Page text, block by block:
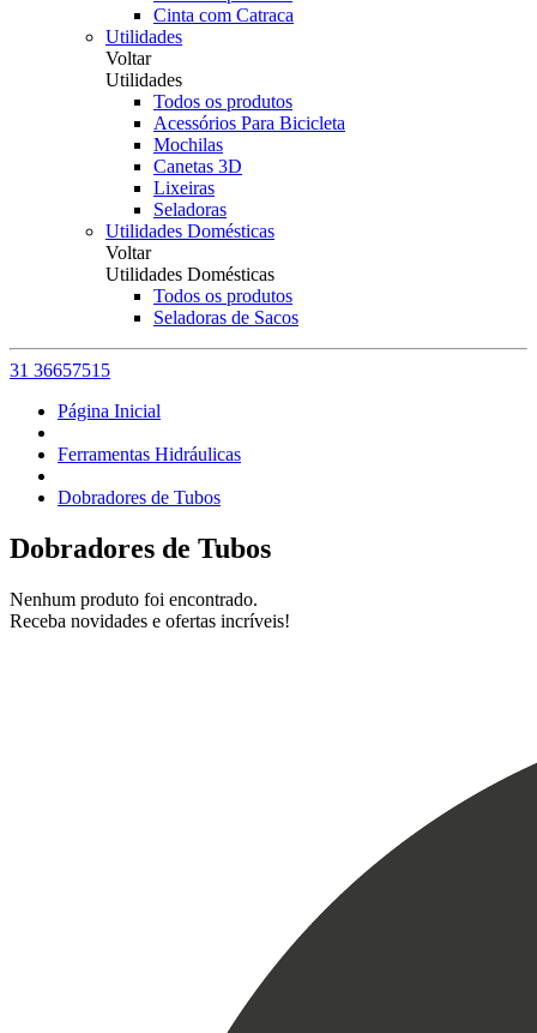
Cinta com Catraca
Utilidades
Voltar
Utilidades
Todos os produtos
Acessórios Para Bicicleta
Mochilas
Canetas 3D
Lixeiras
Seladoras
Utilidades Domésticas
Voltar
Utilidades Domésticas
Todos os produtos
Seladoras de Sacos
31 36657515
Página Inicial
Ferramentas Hidráulicas
Dobradores de Tubos
Dobradores de Tubos
Nenhum produto foi encontrado.
Receba novidades e ofertas incríveis!